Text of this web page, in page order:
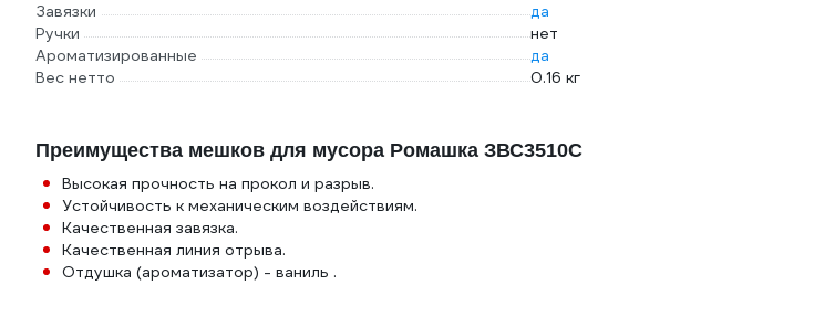
Завязки
да
Ручки
нет
Ароматизированные
да
Вес нетто
0.16 кг
Преимущества мешков для мусора Ромашка ЗВС3510С
Высокая прочность на прокол и разрыв.
Устойчивость к механическим воздействиям.
Качественная завязка.
Качественная линия отрыва.
Отдушка (ароматизатор) - ваниль .